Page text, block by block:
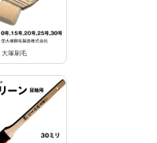
大塚刷毛